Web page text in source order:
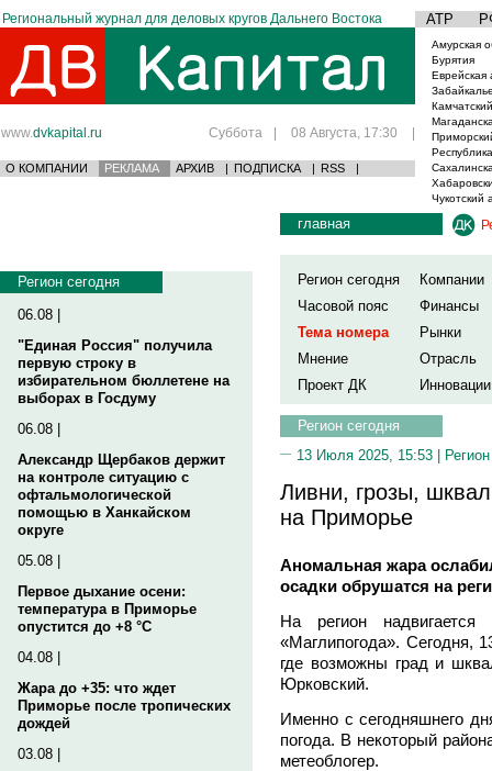
Региональный журнал для деловых кругов Дальнего Востока АТР
www.dvkapital.ru Суббота | 08 Августа, 17:30 |
О КОМПАНИИ РЕКЛАМА АРХИВ | ПОДПИСКА | RSS |
Амурская
Бурятия
Еврейская
Чукотский
Регион сегодня
06.08 |
"Единая Россия" получила
первую строку в
избирательном бюллетене на
выборах в Госдуму
06.08 |
Александр Щербаков держит
на контроле ситуацию с
офтальмологической
помощью в Ханкайском
округе
05.08 |
Первое дыхание осени:
температура в Приморье
опустится до +8 °C
04.08 |
Жара до +35: что ждет
Приморье после тропических
дождей
03.08 |
главная
Регион сегодня
Компании
Часовой пояс
Финансы
Тема номера
Рынки
Мнение
Отрасль
Проект ДК
Инновации
Регион сегодня
13 Июля 2025, 15:53 |
Ливни, грозы,
на Приморье
Аномальная жара
осадки обрушатся на
На регион
«Маглипогода». Сегодня,
где возможны град и
Юрковский.
Именно с сегодняшнего
погода. В некоторый
метеоблогер.